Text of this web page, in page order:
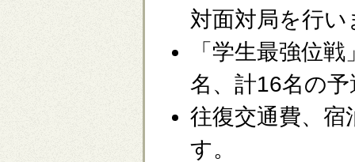
対面対局を行い
「学生最強位
名、計16名の
往復交通費、宿
す。